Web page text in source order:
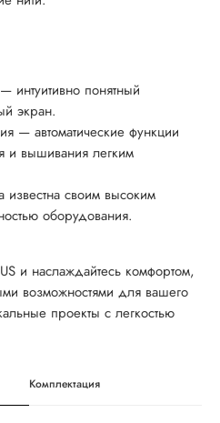
интуитивно понятный
экран.
— автоматические функции
и вышивания легким
своим высоким
оборудования.
и наслаждайтесь комфортом,
возможностями для вашего
проекты с легкостью
Комплектация